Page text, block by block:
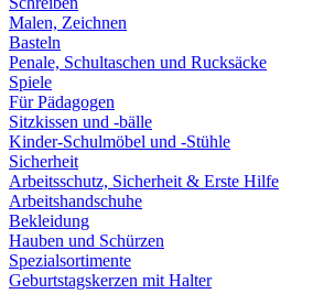
Malen, Zeichnen
Basteln
Penale, Schultaschen und Rucksäcke
Spiele
Für Pädagogen
Sitzkissen und -bälle
Kinder-Schulmöbel und -Stühle
Sicherheit
Arbeitsschutz, Sicherheit & Erste Hilfe
Arbeitshandschuhe
Bekleidung
Hauben und Schürzen
Spezialsortimente
Geburtstagskerzen mit Halter